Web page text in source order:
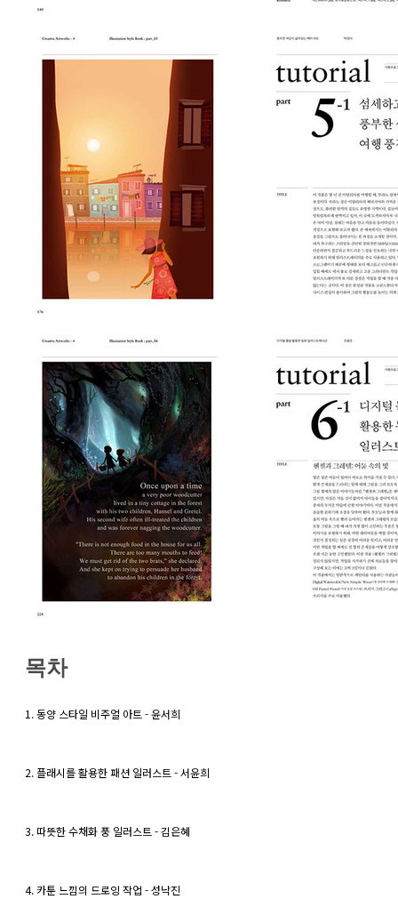
목차
1. 동양 스타일 비주얼 아트 - 윤서희
2. 플래시를 활용한 패션 일러스트 - 서윤희
3. 따뜻한 수채화 풍 일러스트 - 김은혜
4. 카툰 느낌의 드로잉 작업 - 성낙진